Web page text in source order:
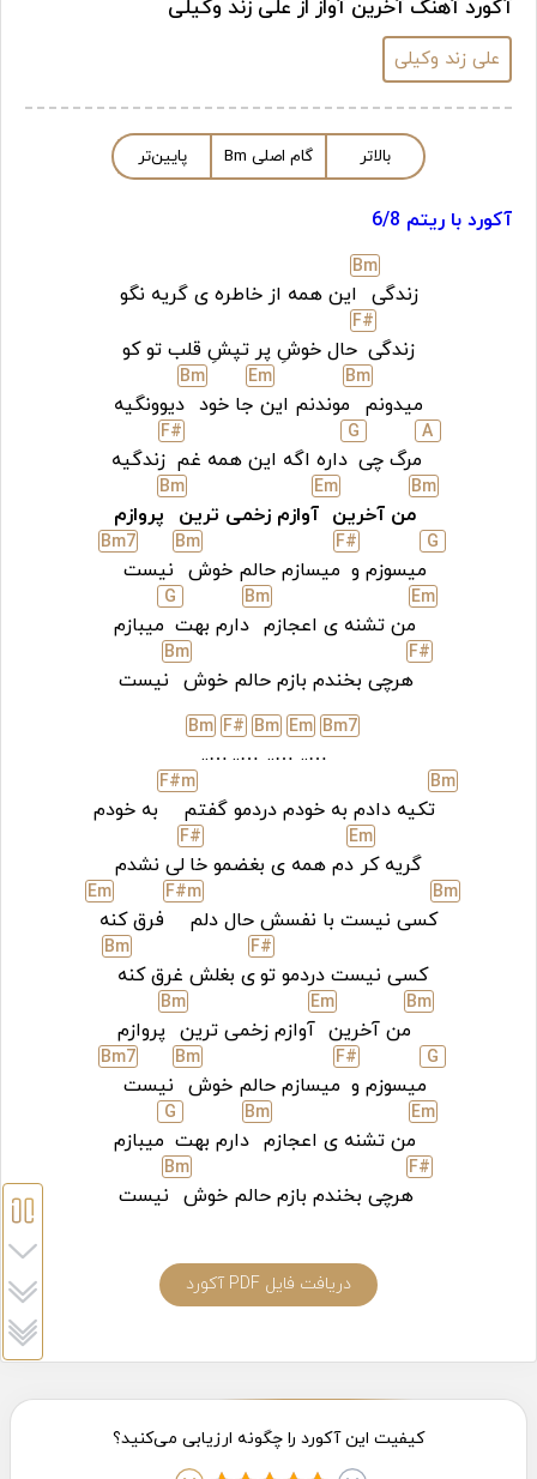
آکورد آهنگ آخرین آواز از علی زند وکیلی
علی زند وکیلی
بالاتر گام اصلی Bm پایین‌تر
آکورد با ریتم 6/8
زندگی
Bm
این همه از خاطره ی گریه نگو
زندگی
F#
حال خوشِ پر تپشِ قلب تو کو
میدونم
Bm
موندنم این
Em
جا خود
Bm
دیوونگیه
A
مرگ چی
G
داره اگه این همه غم
F#
زندگیه
Bm
من آخرین
Em
آوازم زخمی ترین
Bm
پروازم
G
میسوزم و
F#
میسازم حالم خوش
Bm
نیست
Bm7
Em
من تشنه ی اعجازم
Bm
دارم بهت
G
میبازم
F#
هرچی بخندم بازم حالم خوش
Bm
نیست
Bm7
…..
Em
…..
Bm
…..
F#
…..
Bm
Bm
تکیه دادم به خودم دردمو گفتم
F#m
به خودم
گریه کر
Em
دم همه ی بغضمو خا
F#
لی نشدم
Bm
کسی نیست با نفسش حال دلم
F#m
فرق کنه
Em
کسی نیست دردمو تو
F#
ی بغلش غرق کنه
Bm
Bm
من آخرین
Em
آوازم زخمی ترین
Bm
پروازم
G
میسوزم و
F#
میسازم حالم خوش
Bm
نیست
Bm7
Em
من تشنه ی اعجازم
Bm
دارم بهت
G
میبازم
F#
هرچی بخندم بازم حالم خوش
Bm
نیست
دریافت فایل PDF آکورد